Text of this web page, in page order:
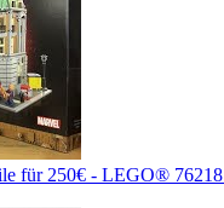
für 250€ - LEGO® 76218